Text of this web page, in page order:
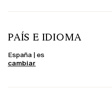
PAÍS E IDIOMA
España | es
cambiar